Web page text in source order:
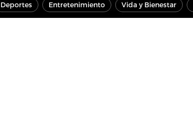
Deportes Entretenimiento Vida y Bienestar